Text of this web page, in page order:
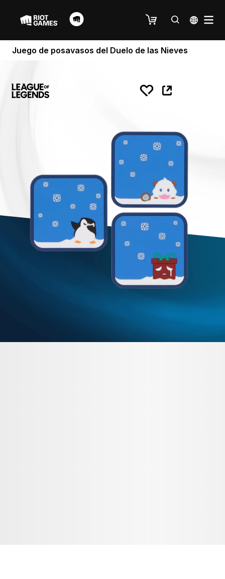
Juego de posavasos del Duelo de las Nieves